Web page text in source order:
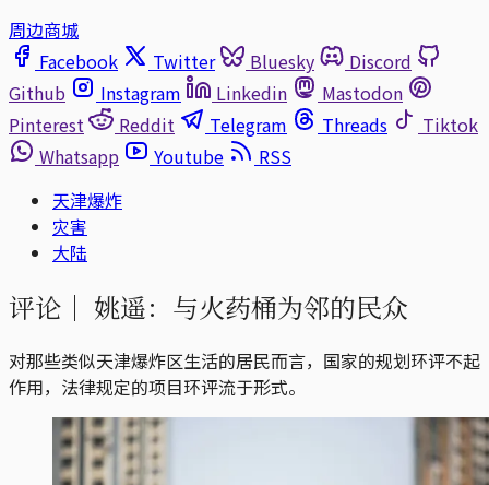
周边商城
Facebook
Twitter Bluesky
Discord
Github
Instagram Linkedin
Mastodon
Pinterest
Reddit Telegram Threads
Tiktok
Whatsapp
Youtube
RSS
天津爆炸
灾害
大陆
评论｜ 姚遥：与火药桶为邻的民众
对那些类似天津爆炸区生活的居民而言，国家的规划环评不起
作用，法律规定的项目环评流于形式。